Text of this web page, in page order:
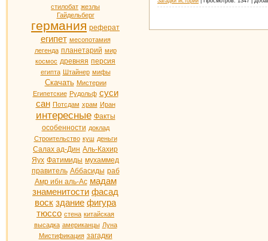
стилобат жезлы
Гайдельберг
германия реферат
египет месопотамия
легенда планетарий мир
космос древняя персия
египта Штайнер мифы
Скачать Мистерии
Египетские Рудольф суси
сан Потсдам храм Иран
интересные Факты
особенности доклад
Строительство куш деньги
Салах ад-Дин Аль-Кахир
Яух Фатимиды мухаммед
правитель Аббасиды раб
Амр ибн аль-Ас мадам
знаменитости фасад
воск здание фигура
тюссо стена китайская
высадка американцы Луна
Мистификация загадки